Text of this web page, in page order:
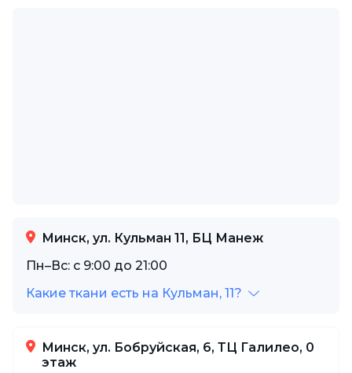
Минск, ул. Кульман 11, БЦ Манеж
Пн–Вс: с 9:00 до 21:00
Какие ткани есть на Кульман, 11?
Минск, ул. Бобруйская, 6, ТЦ Галилео, 0
этаж